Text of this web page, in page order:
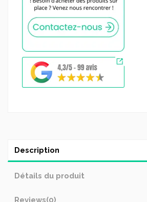
Description
Détails du produit
Reviews(0)